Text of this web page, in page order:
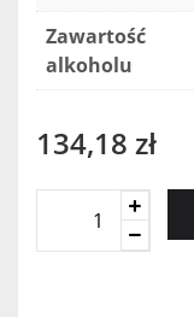
Zawartość
alkoholu
134,18 zł
Campbeltown